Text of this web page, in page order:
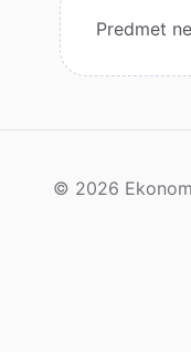
Predmet
© 2026